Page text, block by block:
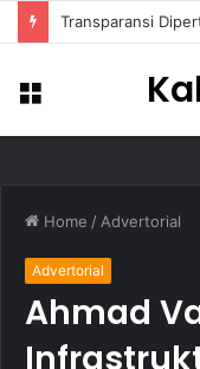
Menu
Home / Advertorial
Advertorial
Ahmad